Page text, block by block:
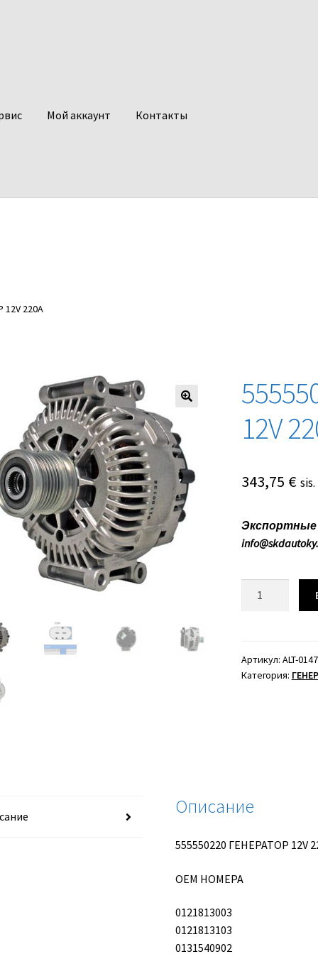
Мой аккаунт Контакты
12V 220A
12V
343,75 €
Экспортные
12V
220A
Артикул: ALT-0147
Категория:
Описание
555550220 ГЕНЕРАТОР 12V
ОЕМ НОМЕРА
0121813003
0121813103
0131540902